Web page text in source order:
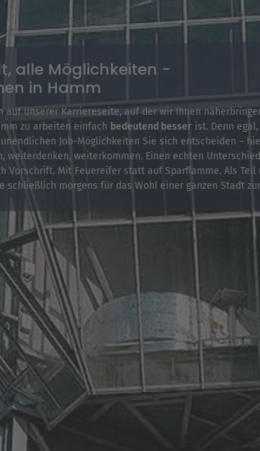
alle Möglichkeiten -
in Hamm
auf unserer Karriereseite, auf der wir Ihnen
zu arbeiten einfach bedeutend besser ist. Denn
Job-Möglichkeiten Sie sich entscheiden –
weiterdenken, weiterkommen. Einen echten
Vorschrift. Mit Feuereifer statt auf Sparflamme. Als Teil
schließlich morgens für das Wohl einer ganzen Stadt